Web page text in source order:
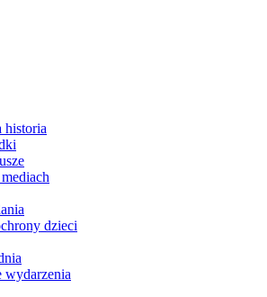
historia
dzieci
wydarzenia